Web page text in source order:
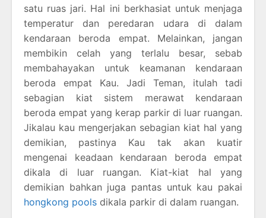
satu ruas jari. Hal ini berkhasiat untuk menjaga
temperatur dan peredaran udara di dalam
kendaraan beroda empat. Melainkan, jangan
membikin celah yang terlalu besar, sebab
membahayakan untuk keamanan kendaraan
beroda empat Kau. Jadi Teman, itulah tadi
sebagian kiat sistem merawat kendaraan
beroda empat yang kerap parkir di luar ruangan.
Jikalau kau mengerjakan sebagian kiat hal yang
demikian, pastinya Kau tak akan kuatir
mengenai keadaan kendaraan beroda empat
dikala di luar ruangan. Kiat-kiat hal yang
demikian bahkan juga pantas untuk kau pakai
hongkong pools dikala parkir di dalam ruangan.